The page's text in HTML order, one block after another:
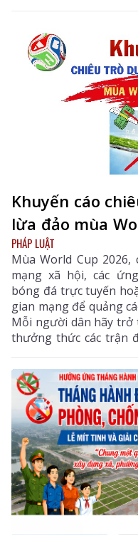
Khuyến cáo
lừa đảo mùa
PHÁP LUẬT
Mùa World Cup
mạng xã hội, các
bóng đá trực tuyến
gian mạng để quảng
Mỗi người dân hãy trở
thưởng thức các trận
mạnh, không tham
nào để bảo vệ tài
phần giữ vững an